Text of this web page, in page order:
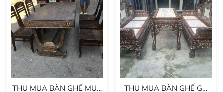
THU MUA BÀN GHẾ MUN
THU MUA BÀN GHẾ GỖ